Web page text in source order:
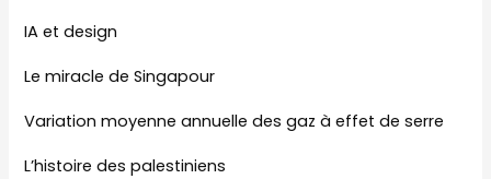
IA et design
Le miracle de Singapour
Variation moyenne annuelle des gaz à effet de serre
L’histoire des palestiniens